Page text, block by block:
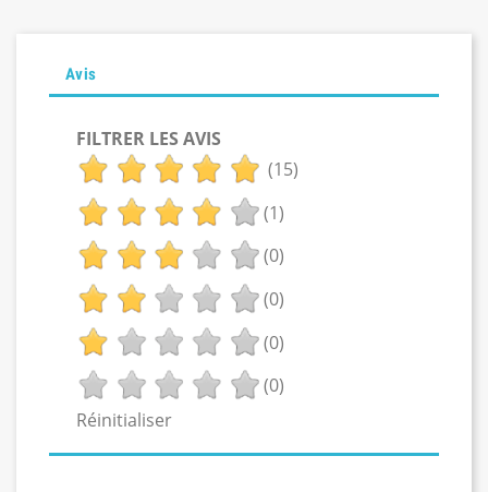
Avis
FILTRER LES AVIS
(15)
(1)
(0)
(0)
(0)
(0)
Réinitialiser